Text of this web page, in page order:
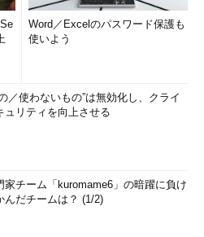
Word／Excelのパスワード保護も
使いよう
／使わないもの”は無効化し、クライ
ュリティを向上させる
家チーム「kuromame6」の暗躍に負け
んだチームは？ (1/2)